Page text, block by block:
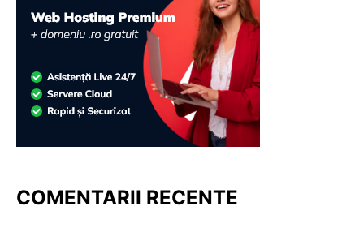
COMENTARII RECENTE